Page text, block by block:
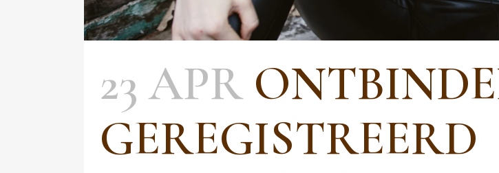
23 APR
GEREGISTREERD